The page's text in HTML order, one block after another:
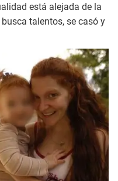
está alejada de la
talentos, se casó y